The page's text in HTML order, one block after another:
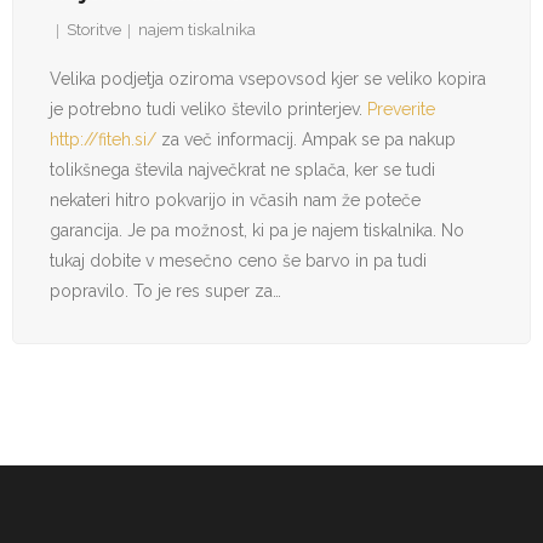
Storitve najem tiskalnika
Velika podjetja oziroma vsepovsod kjer se veliko kopira
je potrebno tudi veliko število printerjev. Preverite
http://fiteh.si/ za več informacij. Ampak se pa nakup
tolikšnega števila največkrat ne splača, ker se tudi
nekateri hitro pokvarijo in včasih nam že poteče
garancija. Je pa možnost, ki pa je najem tiskalnika. No
tukaj dobite v mesečno ceno še barvo in pa tudi
popravilo. To je res super za…